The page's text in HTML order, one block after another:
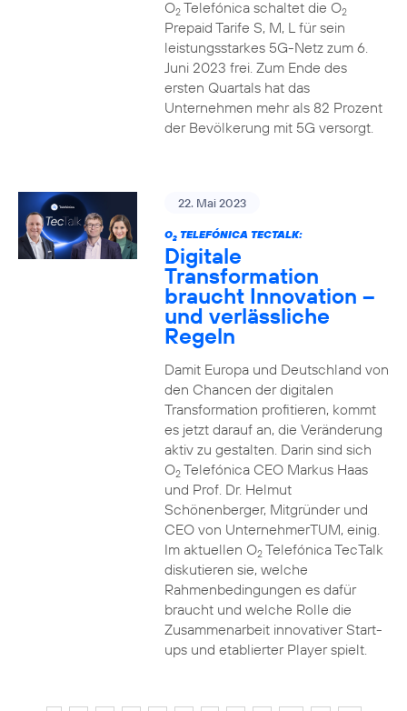
O2Telefónica schaltet die O2
Prepaid Tarife S, M, L für sein
leistungsstarkes 5G-Netz zum 6.
Juni 2023 frei. Zum Ende des
ersten Quartals hat das
Unternehmen mehr als 82 Prozent
der Bevölkerung mit 5G versorgt.
22. Mai 2023
O2TELEFÓNICA TECTALK:
Digitale
Transformation
braucht Innovation –
und verlässliche
Regeln
Damit Europa und Deutschland von
den Chancen der digitalen
Transformation profitieren, kommt
es jetzt darauf an, die Veränderung
aktiv zu gestalten. Darin sind sich
O2Telefónica CEO Markus Haas
und Prof. Dr. Helmut
Schönenberger, Mitgründer und
CEO von UnternehmerTUM, einig.
Im aktuellen O2Telefónica TecTalk
diskutieren sie, welche
Rahmenbedingungen es dafür
braucht und welche Rolle die
Zusammenarbeit innovativer Start-
ups und etablierter Player spielt.